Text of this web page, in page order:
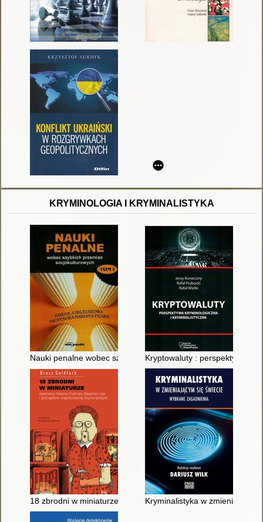
KRYMINOLOGIA I KRYMINALISTYKA
Nauki penalne wobec szybkich przemian socjokulturowych :
Kryptowaluty : perspektywa
18 zbrodni w miniaturze : nieznana historia Frances Glessner
Kryminalistyka w